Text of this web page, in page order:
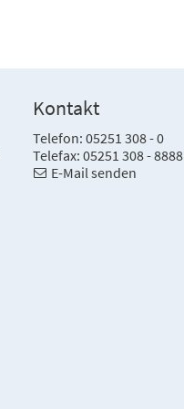
Kontakt
Telefon: 05251 308 - 0
Telefax: 05251 308 - 8888
E-Mail senden